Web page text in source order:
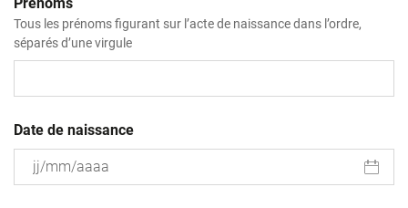
Tous les prénoms figurant sur l’acte de naissance dans l’ordre,
séparés d’une virgule
Date de naissance